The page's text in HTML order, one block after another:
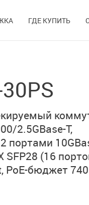
ГДЕ КУПИТЬ
2.5GBase-T,
2 портами
SFP28 (16
PoE-бюджет